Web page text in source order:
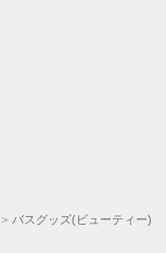
バスグッズ(ビューティー)